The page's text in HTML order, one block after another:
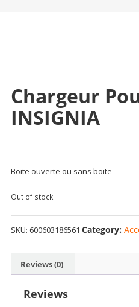
Chargeur
INSIGNIA
Boite ouverte ou sans boite
Out of stock
SKU: 600603186561 Category:
Reviews (0)
Reviews